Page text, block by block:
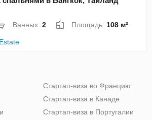
Ванных:2 Площадь: 108 м²
Стартап-виза во Францию
Стартап-виза в Канаде
Стартап-виза в Португалии